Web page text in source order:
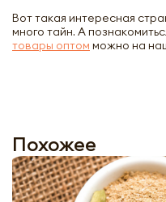
Вот такая интересная
много тайн. А
товары оптом можно на
Похожее